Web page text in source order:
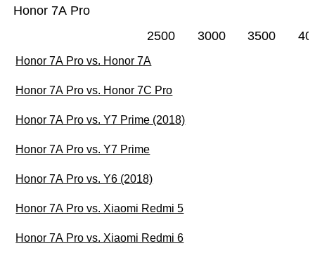
Honor 7A Pro
2500 3000 3500
Honor 7A Pro vs. Honor 7A
Honor 7A Pro vs. Honor 7C Pro
Honor 7A Pro vs. Y7 Prime (2018)
Honor 7A Pro vs. Y7 Prime
Honor 7A Pro vs. Y6 (2018)
Honor 7A Pro vs. Xiaomi Redmi 5
Honor 7A Pro vs. Xiaomi Redmi 6